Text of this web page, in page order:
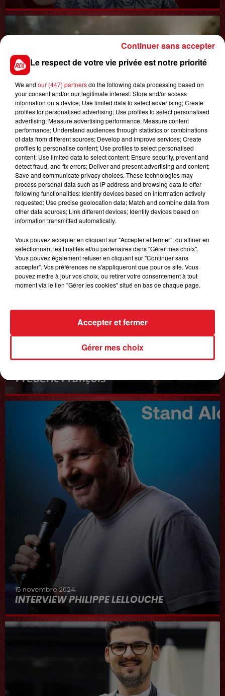
0h00
GAGNEZ VOS ENTRÉES JOUR AU CENTER
PARCS DU LAC D'AILETTE !
LES PODCASTS
𝗙𝗿𝗲́𝗱𝗲́𝗿𝗶𝗰 𝗙𝗿𝗮𝗻𝗰̧𝗼𝗶𝘀
Interview du 20 juin 2025
15 novembre 2024
INTERVIEW PHILIPPE LELLOUCHE
Le respect de votre vie privée est notre priorité
We and our (447) partnersdo the following data processing based on
your consent and/or our legitimate interest: Store and/or access
information on a device; Use limited data to select advertising; Create
profiles for personalised advertising; Use profiles to select personalised
advertising; Measure advertising performance; Measure content
performance; Understand audiences through statistics or combinations
of data from different sources; Develop and improve services; Create
profiles to personalise content; Use profiles to select personalised
content; Use limited data to select content; Ensure security, prevent and
detect fraud, and fix errors; Deliver and present advertising and content;
Save and communicate privacy choices. These technologies may
process personal data such as IP address and browsing data to offer
following functionalities: Identify devices based on information actively
requested; Use precise geolocation data; Match and combine data from
other data sources; Link different devices; Identify devices based on
information transmitted automatically.
Vous pouvez accepter en cliquant sur "Accepter et fermer", ou affiner en
sélectionnant les finalités et/ou partenaires dans "Gérer mes choix".
Vous pouvez également refuser en cliquant sur "Continuer sans
accepter". Vos préférences ne s'appliqueront que pour ce site. Vous
pouvez mettre à jour vos choix, ou retirer votre consentement à tout
moment via le lien "Gérer les cookies" situé en bas de chaque page.
Gérer mes choix
Accepter et fermer
Continuer sans accepter